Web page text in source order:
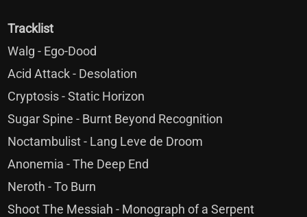
Tracklist
Walg - Ego-Dood
Acid Attack - Desolation
Cryptosis - Static Horizon
Sugar Spine - Burnt Beyond Recognition
Noctambulist - Lang Leve de Droom
Anonemia - The Deep End
Neroth - To Burn
Shoot The Messiah - Monograph of a Serpent